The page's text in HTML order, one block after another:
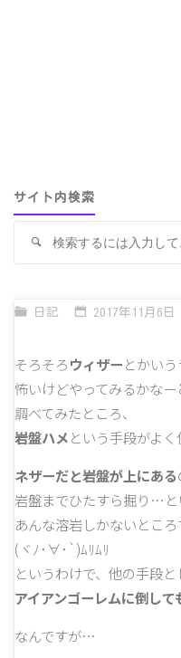
サイト内検索
検
日記 2017年11月6日
そろそろウィザーとかい
怖いけどやってみるかなー
調べてみたところ、
岩盤ハメという手段がよく
ネザーだと岩盤が上にある
岩盤までひたすら掘り…
あんな溶岩しかないとこ
(ヾﾉ･∀･`)ﾑﾘﾑﾘ
というわけで、他の手段と
アイアンゴーレムに倒して
なんですが…